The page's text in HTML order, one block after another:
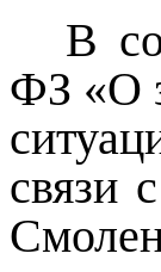
В
ФЗ «О
связи